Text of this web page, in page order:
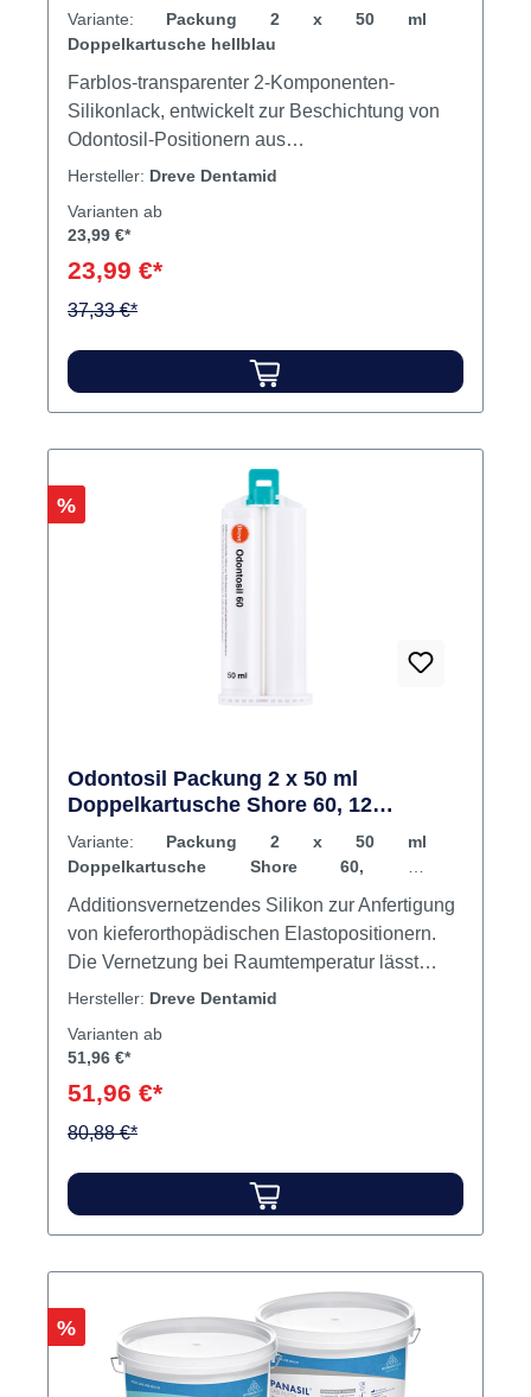
Variante: Packung 2 x 50 ml
Doppelkartusche hellblau
Farblos-transparenter 2-Komponenten-
Silikonlack, entwickelt zur Beschichtung von
Odontosil-Positionern aus
additionsvernetzenden Silikonen. Das
versiegelte Oberflächen. Lösungsmittelfrei
2 x 50 ml Doppelkartusche
Hersteller: Dreve Dentamid
Varianten ab
23,99 €*
23,99 €*
37,33 €*
Rabatt
%
Odontosil Packung 2 x 50 ml
Doppelkartusche Shore 60, 12
Mischkanülen grün
Variante: Packung 2 x 50 ml
Doppelkartusche Shore 60, 12
Additionsvernetzendes Silikon zur Anfertigung
von kieferorthopädischen Elastopositionern.
Die Vernetzung bei Raumtemperatur lässt
neben der indirekten Küvettenmethode auch
Doppelkartusche direkt auf das Set-up-Modell
Hersteller: Dreve Dentamid
Varianten ab
51,96 €*
51,96 €*
80,88 €*
Rabatt
%